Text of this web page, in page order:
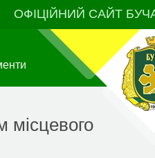
ОФІЦІЙНИЙ САЙТ
місцевого